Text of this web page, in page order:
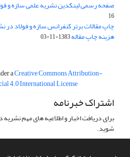
صفحه رسمی لینکدین نشریه علمی سازه و
16
چاپ مقالات برتر کنفرانس سازه و فولاد در
هزینه چاپ مقاله1383-11-03
aCreative Commons Attribution-
4.0 International License
اشتراک خبرنامه
برای دریافت اخبار و اطلاعیه های مهم
شوید.